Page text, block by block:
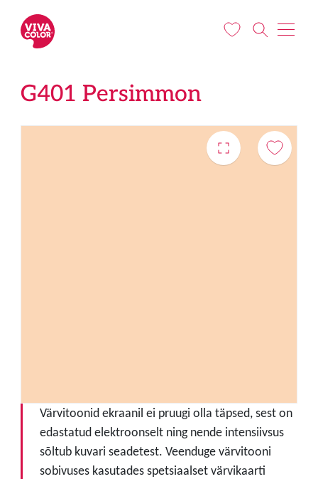
G401 Persimmon
Värvitoonid ekraanil ei pruugi olla täpsed, sest on
edastatud elektroonselt ning nende intensiivsus
sõltub kuvari seadetest. Veenduge värvitooni
sobivuses kasutades spetsiaalset värvikaarti